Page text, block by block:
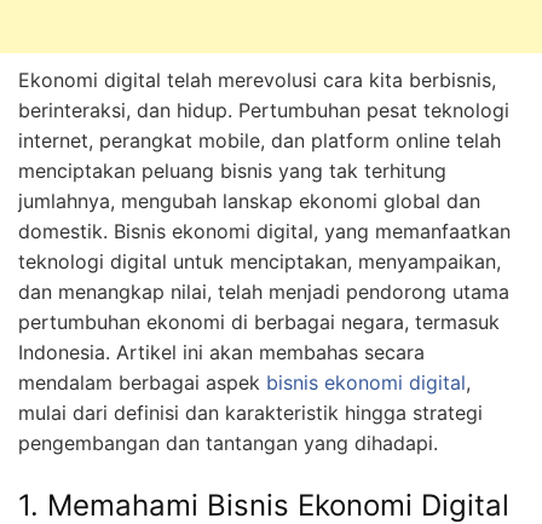
Ekonomi digital telah merevolusi cara kita berbisnis,
berinteraksi, dan hidup. Pertumbuhan pesat teknologi
internet, perangkat mobile, dan platform online telah
menciptakan peluang bisnis yang tak terhitung
jumlahnya, mengubah lanskap ekonomi global dan
domestik. Bisnis ekonomi digital, yang memanfaatkan
teknologi digital untuk menciptakan, menyampaikan,
dan menangkap nilai, telah menjadi pendorong utama
pertumbuhan ekonomi di berbagai negara, termasuk
Indonesia. Artikel ini akan membahas secara
mendalam berbagai aspek bisnis ekonomi digital,
mulai dari definisi dan karakteristik hingga strategi
pengembangan dan tantangan yang dihadapi.
1. Memahami Bisnis Ekonomi Digital